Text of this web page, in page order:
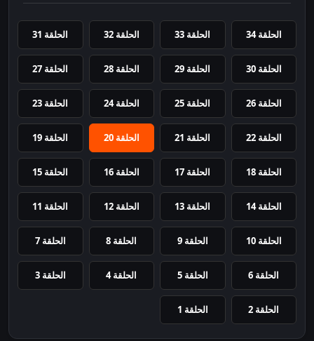
الحلقة 34 الحلقة 33 الحلقة 32 الحلقة 31
الحلقة 30 الحلقة 29 الحلقة 28 الحلقة 27
الحلقة 26 الحلقة 25 الحلقة 24 الحلقة 23
الحلقة 22 الحلقة 21 الحلقة 20 الحلقة 19
الحلقة 18 الحلقة 17 الحلقة 16 الحلقة 15
الحلقة 14 الحلقة 13 الحلقة 12 الحلقة 11
الحلقة 10 الحلقة 9 الحلقة 8 الحلقة 7
الحلقة 6 الحلقة 5 الحلقة 4 الحلقة 3
الحلقة 2 الحلقة 1